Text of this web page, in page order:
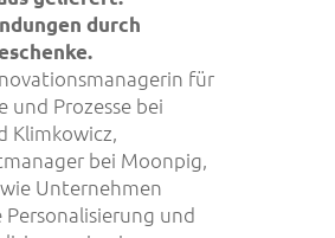
durch
für
und Prozesse bei
Klimkowicz,
bei Moonpig,
Unternehmen
und